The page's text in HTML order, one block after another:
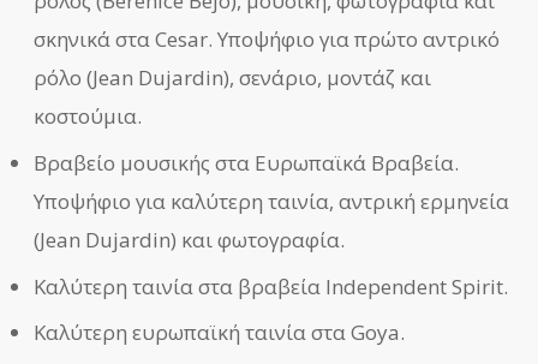
σκηνικά στα Cesar. Υποψήφιο για πρώτο αντρικό
ρόλο (Jean Dujardin), σενάριο, μοντάζ και
κοστούμια.
Βραβείο μουσικής στα Ευρωπαϊκά Βραβεία.
Υποψήφιο για καλύτερη ταινία, αντρική ερμηνεία
(Jean Dujardin) και φωτογραφία.
Καλύτερη ταινία στα βραβεία Independent Spirit.
Καλύτερη ευρωπαϊκή ταινία στα Goya.